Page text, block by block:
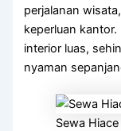
perjalanan
keperluan
interior luas,
nyaman
Sewa